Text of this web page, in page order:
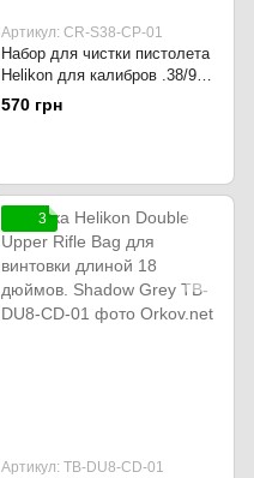
Артикул: CR-S38-CP-01
Набор для чистки пистолета
Helikon для калибров .38/9
мм. CR-S38-CP-01 Белый
570 грн
3
Артикул: TB-DU8-CD-01